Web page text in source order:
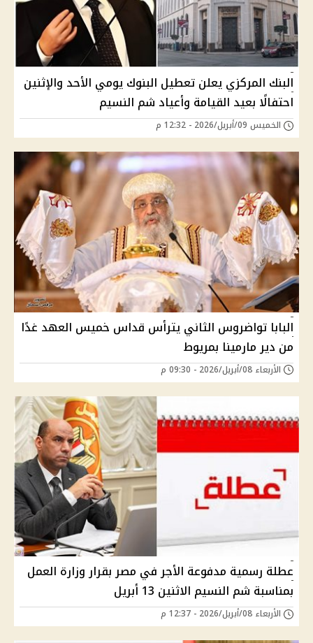
البنك المركزي يعلن تعطيل البنوك يومي الأحد والإثنين
احتفالًا بعيد القيامة وأعياد شم النسيم
الخميس 09/أبريل/2026 - 12:32 م
البابا تواضروس الثاني يترأس قداس خميس العهد غدًا
من دير مارمينا بمريوط
الأربعاء 08/أبريل/2026 - 09:30 م
عطلة رسمية مدفوعة الأجر في مصر بقرار وزارة العمل
بمناسبة شم النسيم الاثنين 13 أبريل
الأربعاء 08/أبريل/2026 - 12:37 م